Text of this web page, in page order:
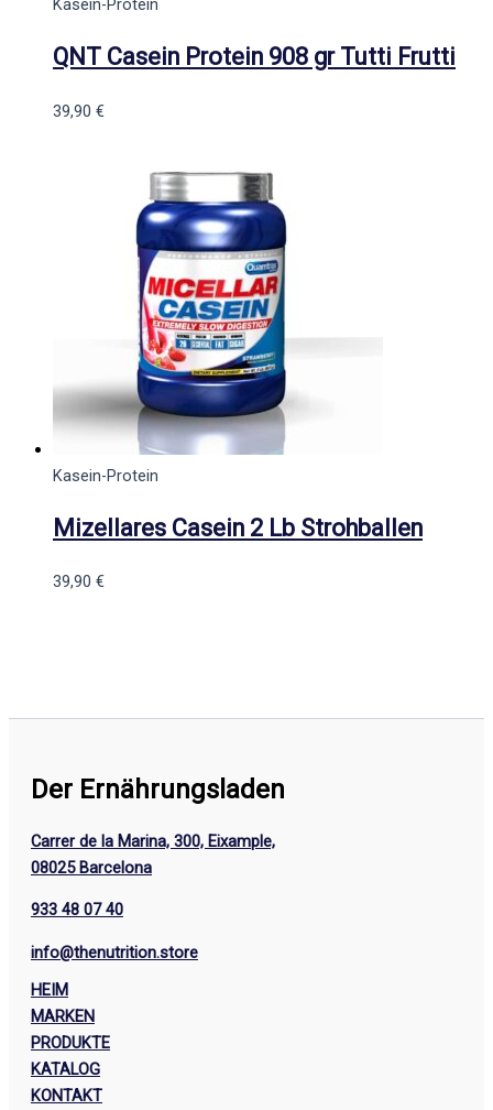
Kasein-Protein
QNT Casein Protein 908 gr Tutti Frutti
39,90 €
Kasein-Protein
Mizellares Casein 2 Lb Strohballen
39,90 €
Der Ernährungsladen
Carrer de la Marina, 300, Eixample,
08025 Barcelona
933 48 07 40
info@thenutrition.store
HEIM
MARKEN
PRODUKTE
KATALOG
KONTAKT